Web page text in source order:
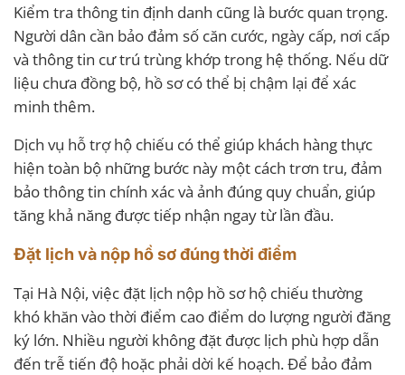
Kiểm tra thông tin định danh cũng là bước quan trọng.
Người dân cần bảo đảm số căn cước, ngày cấp, nơi cấp
và thông tin cư trú trùng khớp trong hệ thống. Nếu dữ
liệu chưa đồng bộ, hồ sơ có thể bị chậm lại để xác
minh thêm.
Dịch vụ hỗ trợ hộ chiếu có thể giúp khách hàng thực
hiện toàn bộ những bước này một cách trơn tru, đảm
bảo thông tin chính xác và ảnh đúng quy chuẩn, giúp
tăng khả năng được tiếp nhận ngay từ lần đầu.
Đặt lịch và nộp hồ sơ đúng thời điểm
Tại Hà Nội, việc đặt lịch nộp hồ sơ hộ chiếu thường
khó khăn vào thời điểm cao điểm do lượng người đăng
ký lớn. Nhiều người không đặt được lịch phù hợp dẫn
đến trễ tiến độ hoặc phải dời kế hoạch. Để bảo đảm